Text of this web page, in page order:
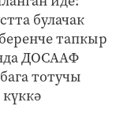
булачак
тапкыр
ДОСААФ
тотучы